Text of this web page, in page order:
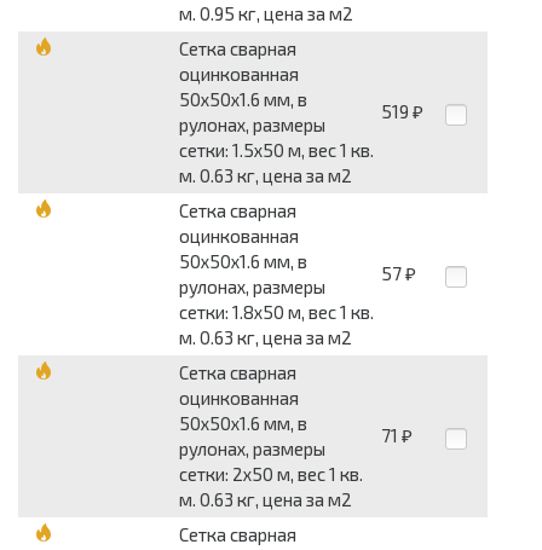
м. 0.95 кг, цена за м2
Сетка сварная
оцинкованная
50x50x1.6 мм, в
рулонах, размеры
сетки: 1.5x50 м, вес 1 кв.
м. 0.63 кг, цена за м2
519 ₽
Сетка сварная
оцинкованная
50x50x1.6 мм, в
рулонах, размеры
сетки: 1.8x50 м, вес 1 кв.
м. 0.63 кг, цена за м2
57 ₽
Сетка сварная
оцинкованная
50x50x1.6 мм, в
рулонах, размеры
сетки: 2x50 м, вес 1 кв.
м. 0.63 кг, цена за м2
71 ₽
Сетка сварная